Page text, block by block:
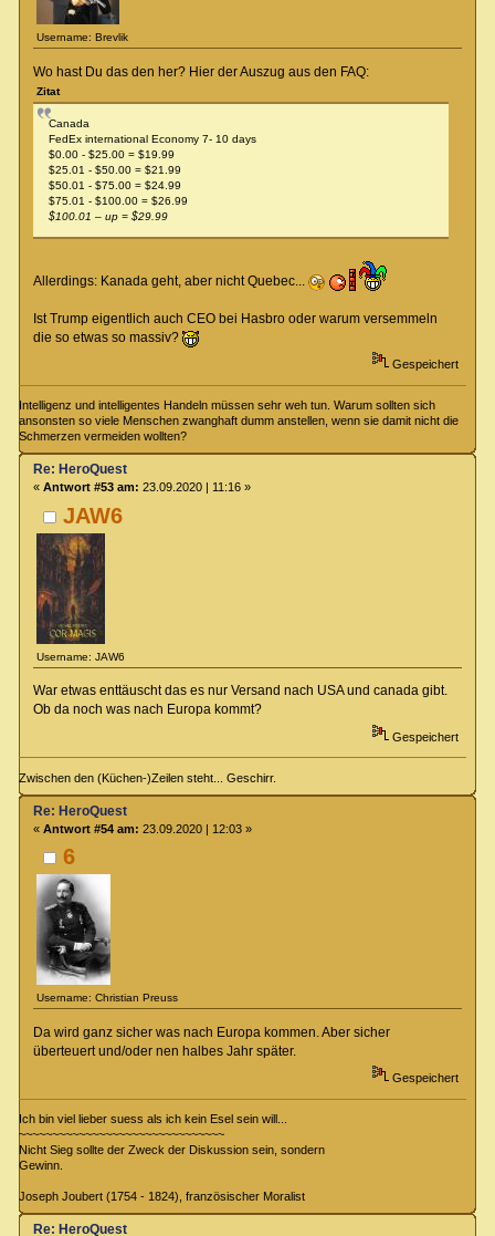
Username: Brevlik
Wo hast Du das den her? Hier der Auszug aus den FAQ:
Zitat
Canada
FedEx international Economy 7- 10 days
$0.00 - $25.00 = $19.99
$25.01 - $50.00 = $21.99
$50.01 - $75.00 = $24.99
$75.01 - $100.00 = $26.99
$100.01 – up = $29.99
Allerdings: Kanada geht, aber nicht Quebec...
Ist Trump eigentlich auch CEO bei Hasbro oder warum versemmeln
die so etwas so massiv?
Gespeichert
Intelligenz und intelligentes Handeln müssen sehr weh tun. Warum sollten sich
ansonsten so viele Menschen zwanghaft dumm anstellen, wenn sie damit nicht die
Schmerzen vermeiden wollten?
JAW6
Username: JAW6
Re: HeroQuest
« Antwort #53 am: 23.09.2020 | 11:16 »
War etwas enttäuscht das es nur Versand nach USA und canada gibt.
Ob da noch was nach Europa kommt?
Gespeichert
Zwischen den (Küchen-)Zeilen steht... Geschirr.
6
Username: Christian Preuss
Re: HeroQuest
« Antwort #54 am: 23.09.2020 | 12:03 »
Da wird ganz sicher was nach Europa kommen. Aber sicher
überteuert und/oder nen halbes Jahr später.
Gespeichert
Ich bin viel lieber suess als ich kein Esel sein will...
~~~~~~~~~~~~~~~~~~~~~~~~~~~~~~~
Nicht Sieg sollte der Zweck der Diskussion sein, sondern
Gewinn.
Joseph Joubert (1754 - 1824), französischer Moralist
Re: HeroQuest